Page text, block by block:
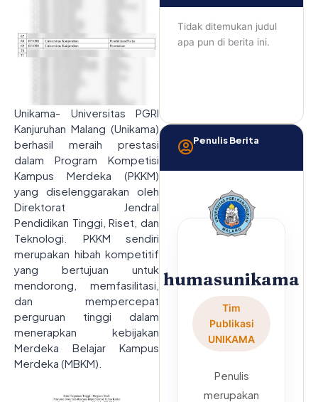
Unikama- Universitas PGRI
Kanjuruhan Malang (Unikama)
berhasil meraih prestasi
dalam Program Kompetisi
Kampus Merdeka (PKKM)
yang diselenggarakan oleh
Direktorat Jendral
Pendidikan Tinggi, Riset, dan
Teknologi. PKKM sendiri
merupakan hibah kompetitif
yang bertujuan untuk
mendorong, memfasilitasi,
dan mempercepat
perguruan tinggi dalam
menerapkan kebijakan
Merdeka Belajar Kampus
Merdeka (MBKM).
Tidak ditemukan judul
apa pun di berita ini.
Penulis Berita
humasunikama
Tim
Publikasi
UNIKAMA
Penulis
merupakan